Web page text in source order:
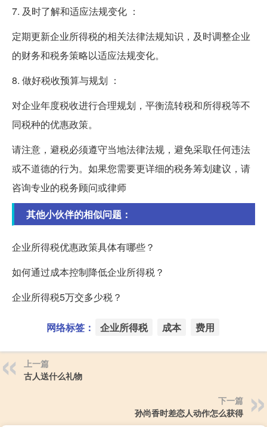
7. 及时了解和适应法规变化 ：
定期更新企业所得税的相关法律法规知识，及时调整企业
的财务和税务策略以适应法规变化。
8. 做好税收预算与规划 ：
对企业年度税收进行合理规划，平衡流转税和所得税等不
同税种的优惠政策。
请注意，避税必须遵守当地法律法规，避免采取任何违法
或不道德的行为。如果您需要更详细的税务筹划建议，请
咨询专业的税务顾问或律师
其他小伙伴的相似问题：
企业所得税优惠政策具体有哪些？
如何通过成本控制降低企业所得税？
企业所得税5万交多少税？
网络标签： 企业所得税 成本 费用
上一篇
古人送什么礼物
下一篇
孙尚香时差恋人动作怎么获得